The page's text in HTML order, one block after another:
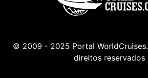
© 2009 - 2025 Portal
direitos reservados